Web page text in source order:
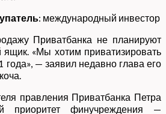
: международный инвестор
Приватбанка не планируют
ящик. «Мы хотим приватизировать
года», — заявил недавно глава его
правления Приватбанка Петра
приоритет финучреждения —